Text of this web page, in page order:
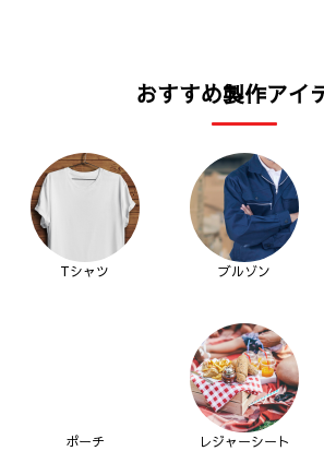
おすすめ製作アイ
Tシャツ ブルゾン
ポーチ レジャーシート